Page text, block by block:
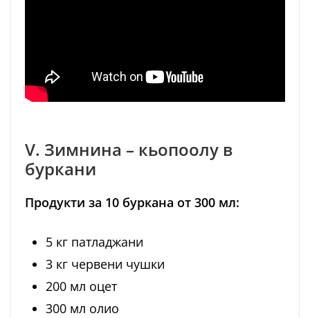
V. Зимнина – кьопоолу в
буркани
Продукти за 10 буркана от 300 мл:
5 кг патладжани
3 кг червени чушки
200 мл оцет
300 мл олио